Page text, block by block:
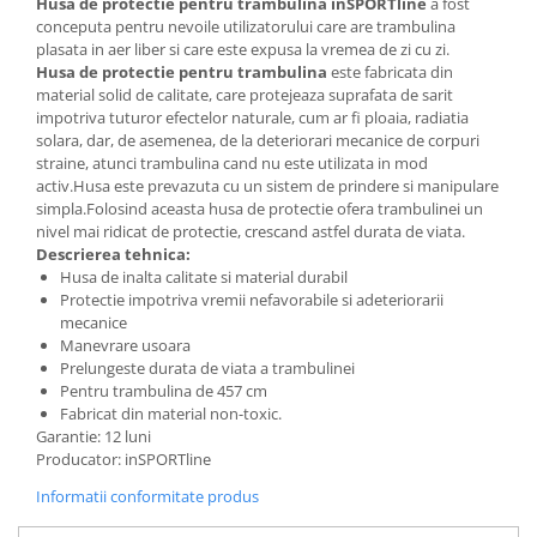
Bariere si protectie laterala pat
Bariere de protectie pat
Porti de siguranta
Carusele patut
Costum carnaval copii
Covoare copii
Dulap si cutii depozitare jucarii
Fotolii copii
Lampi de veghe
Mobilier Birou
Sac de dormit copii
Sac de dormit 60 cm
Sac de dormit 70 cm
Sac de dormit 90 cm
conceputa pentru nevoile utilizatorului care are trambulina
plasata in aer liber si care este expusa la vremea de zi cu zi.
Husa de protectie pentru trambulina este fabricata din
material solid de calitate, care protejeaza suprafata de sarit
impotriva tuturor efectelor naturale, cum ar fi ploaia, radiatia
solara, dar, de asemenea, de la deteriorari mecanice de corpuri
straine, atunci trambulina cand nu este utilizata in mod
activ.Husa este prevazuta cu un sistem de prindere si manipulare
simpla.Folosind aceasta husa de protectie ofera trambulinei un
nivel mai ridicat de protectie, crescand astfel durata de viata.
Descrierea tehnica:
Husa de inalta calitate si material durabil
Protectie impotriva vremii nefavorabile si adeteriorarii
mecanice
Manevrare usoara
Prelungeste durata de viata a trambulinei
Pentru trambulina de 457 cm
Fabricat din material non-toxic.
Garantie: 12 luni
Producator: inSPORTline
Informatii conformitate produs